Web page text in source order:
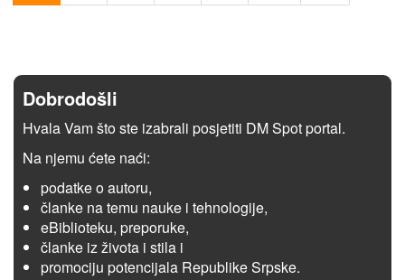
Dobrodošli
Hvala Vam što ste izabrali posjetiti DM Spot portal.
Na njemu ćete naći:
podatke o autoru,
članke na temu nauke i tehnologije,
eBiblioteku, preporuke,
članke iz života i stila i
promociju potencijala Republike Srpske.